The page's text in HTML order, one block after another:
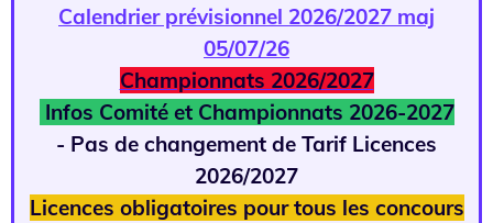
Calendrier prévisionnel 2026/2027 maj
05/07/26
Championnats 2026/2027
Infos Comité et Championnats 2026-2027
- Pas de changement de Tarif Licences
2026/2027
Licences obligatoires pour tous les concours